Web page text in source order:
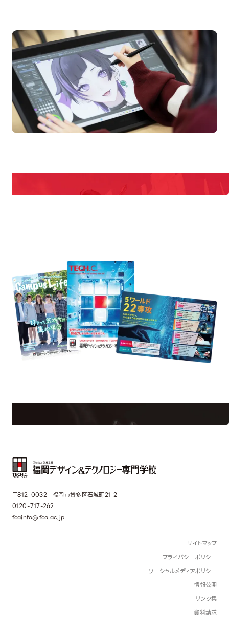
Campus Open
Information
〒812-0032 福岡市博多区石城町21-2
0120-717-262
fcainfo@fca.ac.jp
サイトマップ
プライバシーポリシー
ソーシャルメディアポリシー
情報公開
リンク集
資料請求